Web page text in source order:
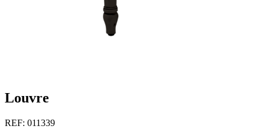
Louvre
REF: 011339